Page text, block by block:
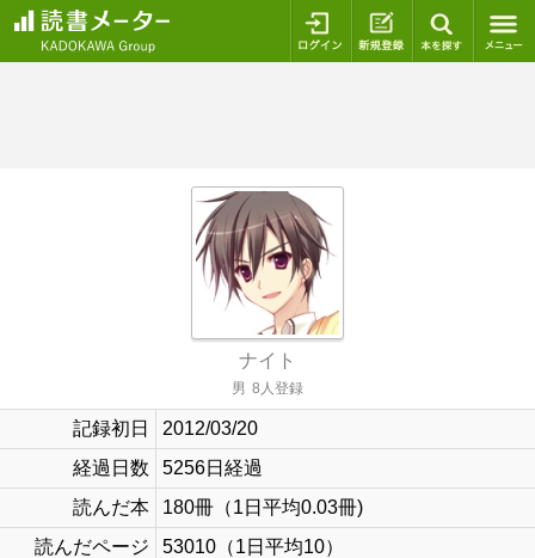
ログイン 新規登録
ナイト
男 8人登録
記録初日
2012/03/20
経過日数
5256日経過
読んだ本
180冊（1日平均0.03冊)
読んだページ
53010（1日平均10）